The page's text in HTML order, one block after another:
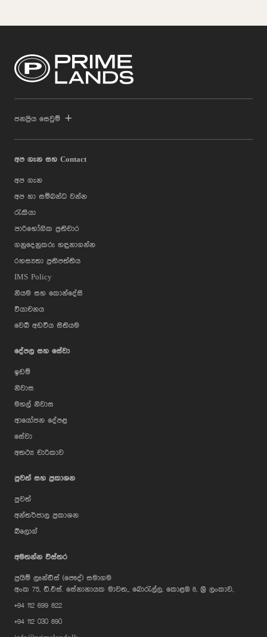
ජනප්‍රිය සෙවුම්
අප ගැන සහ Contact
අප ගැන
අප හා සම්බන්ධ වන්න
රැකියා
පාරිභෝගික ප්‍රතිචාර
ගනුදෙනුකරු හඳුනාගන්න
රහස්‍යතා ප්‍රතිපත්තිය
IMS Policy
නියම සහ කොන්දේසි
වියාචනය
වෙබ් අඩවිය සිතියම
දේපල සහ සේවා
ඉඩම්
නිවාස
මහල් නිවාස
ආයෝජන දේපළ
සේවා
අතථ්‍ය චාරිකාව
පුවත් සහ ප්‍රකාශන
පුවත්
අන්තර්ජාල ප්‍රකාශන
බ්ලොග්
අමතන්න විස්තර
ප්‍රයිම් ලෑන්ඩ්ස් (පෞද්) සමාගම
අංක 75, ඩී.එස්. සේනානායක මාවත,, බොරැල්ල, කොළඹ 8, ශ්‍රී ලංකාව,
+94 112 699 822
+94 112 030 890
Hi, I'm Prime Bee, Your AI